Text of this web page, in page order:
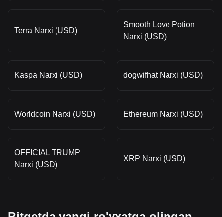
Terra Narxi (USD)
Smooth Love Potion
Narxi (USD)
Kaspa Narxi (USD) dogwifhat Narxi (USD)
Worldcoin Narxi (USD) Ethereum Narxi (USD)
OFFICIAL TRUMP
Narxi (USD)
XRP Narxi (USD)